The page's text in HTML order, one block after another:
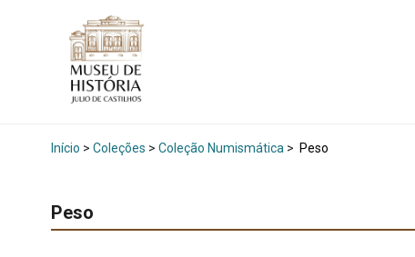
Início > Coleções > Coleção Numismática > Peso
Peso